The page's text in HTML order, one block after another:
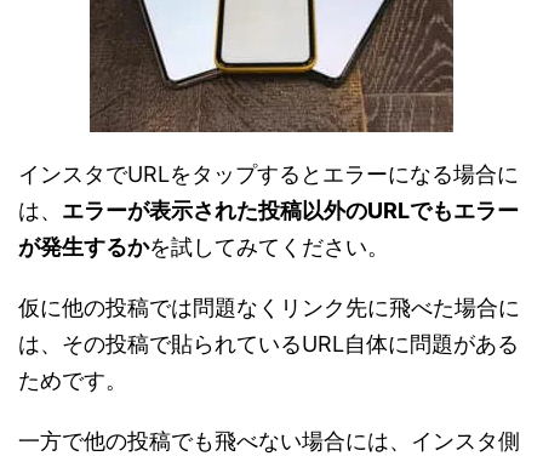
インスタでURLをタップするとエラーになる場合に
は、 エラーが表示された投稿以外のURLでもエラー
が発生するかを試してみてください。
仮に他の投稿では問題なくリンク先に飛べた場合に
は、その投稿で貼られているURL自体に問題がある
ためです。
一方で他の投稿でも飛べない場合には、インスタ側